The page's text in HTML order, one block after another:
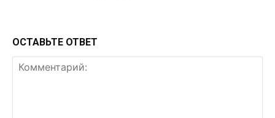
ОСТАВЬТЕ ОТВЕТ